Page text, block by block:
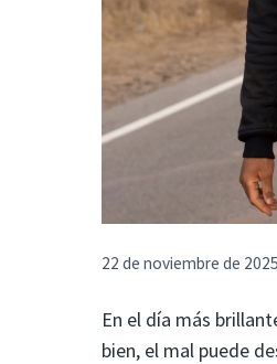
22 de noviembre de 2025
En el día más
bien, el mal puede